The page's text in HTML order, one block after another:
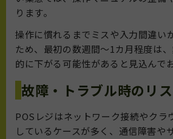
ります。
操作に慣れるまでミスや入力間違い
ため、最初の数週間〜1カ月程度は
的に下がる可能性があると見込んで
故障・トラブル時のリ
POSレジはネットワーク接続やクラ
しているケースが多く、通信障害や